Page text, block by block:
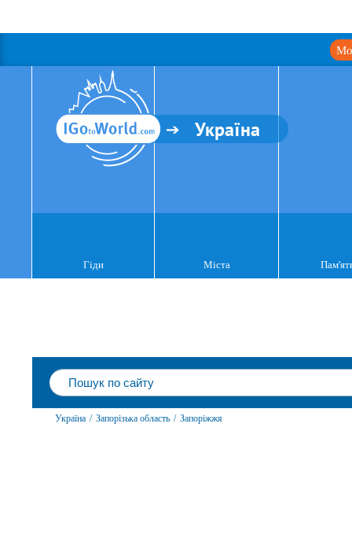
Україна
Гіди Міста
Україна / Запорізька область / Запоріжжя